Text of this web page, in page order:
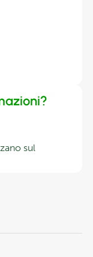
sul